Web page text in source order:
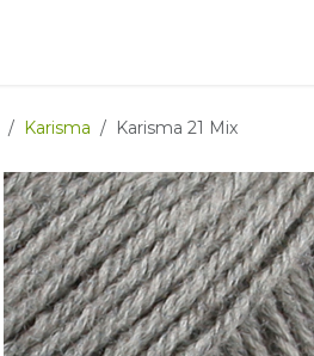
Karisma Karisma 21 Mix